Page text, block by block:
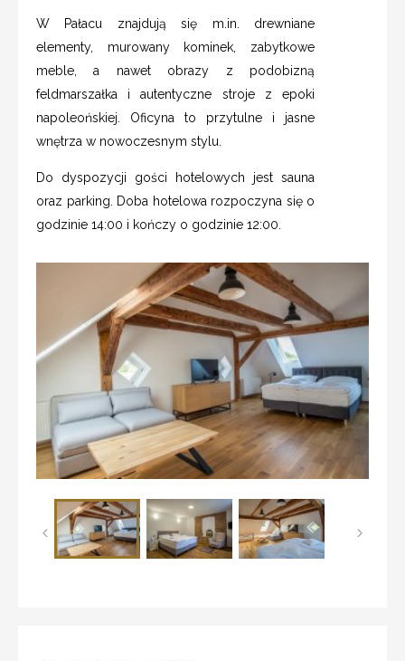
W Pałacu znajdują się m.in. drewniane
elementy, murowany kominek, zabytkowe
meble, a nawet obrazy z podobizną
feldmarszałka i autentyczne stroje z epoki
napoleońskiej. Oficyna to przytulne i jasne
wnętrza w nowoczesnym stylu.
Do dyspozycji gości hotelowych jest sauna
oraz parking. Doba hotelowa rozpoczyna się o
godzinie 14:00 i kończy o godzinie 12:00.